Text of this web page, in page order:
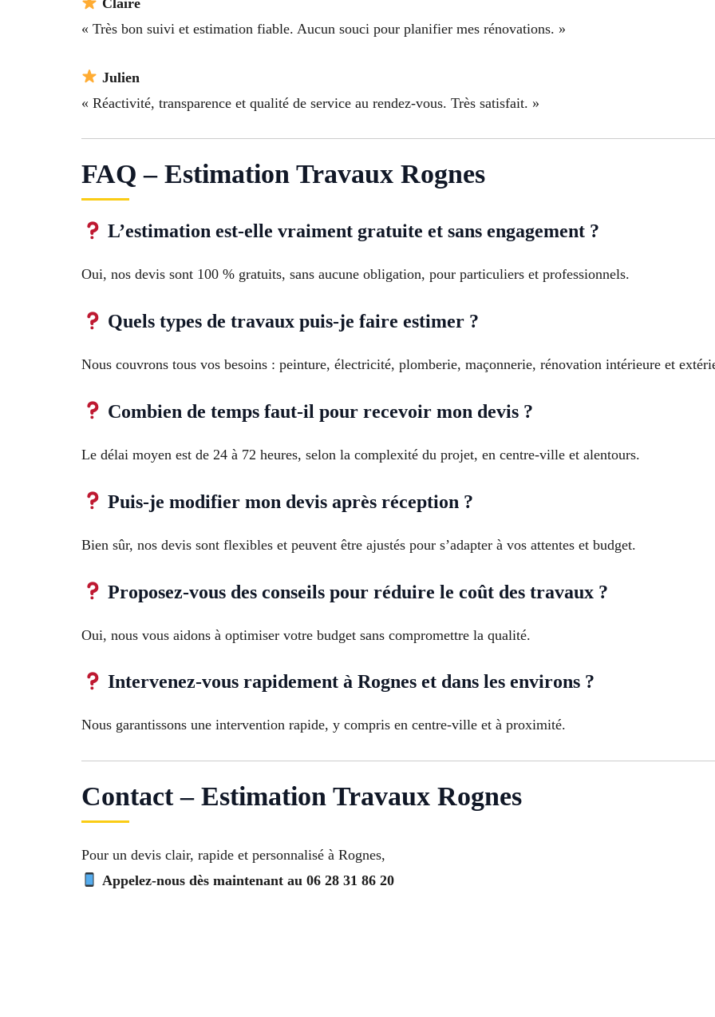
« Très bon suivi et estimation fiable. Aucun souci pour planifier mes rénovations. »
Julien
« Réactivité, transparence et qualité de service au rendez-vous. Très satisfait. »
FAQ – Estimation Travaux Rognes
L’estimation est-elle vraiment gratuite et sans engagement ?
Oui, nos devis sont 100 % gratuits, sans aucune obligation, pour particuliers et professionnels.
Quels types de travaux puis-je faire estimer ?
Nous couvrons tous vos besoins : peinture, électricité, plomberie, maçonnerie, rénovation intérieure et
Combien de temps faut-il pour recevoir mon devis ?
Le délai moyen est de 24 à 72 heures, selon la complexité du projet, en centre-ville et alentours.
Puis-je modifier mon devis après réception ?
Bien sûr, nos devis sont flexibles et peuvent être ajustés pour s’adapter à vos attentes et budget.
Proposez-vous des conseils pour réduire le coût des travaux ?
Oui, nous vous aidons à optimiser votre budget sans compromettre la qualité.
Intervenez-vous rapidement à Rognes et dans les environs ?
Nous garantissons une intervention rapide, y compris en centre-ville et à proximité.
Contact – Estimation Travaux Rognes
Pour un devis clair, rapide et personnalisé à Rognes,
Appelez-nous dès maintenant au 06 28 31 86 20